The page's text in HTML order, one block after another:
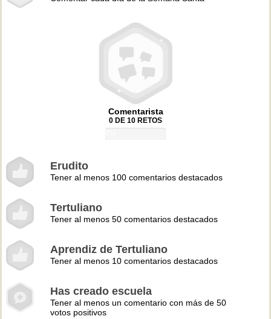
Comentarista
0 DE 10 RETOS
Erudito
Tener al menos 100 comentarios destacados
Tertuliano
Tener al menos 50 comentarios destacados
Aprendiz de Tertuliano
Tener al menos 10 comentarios destacados
Has creado escuela
Tener al menos un comentario con más de 50
votos positivos